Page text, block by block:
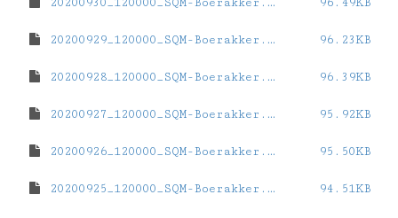
20200929_120000_SQM-Boerakker.dat 96.23KB
20200928_120000_SQM-Boerakker.dat 96.39KB
20200927_120000_SQM-Boerakker.dat 95.92KB
20200926_120000_SQM-Boerakker.dat 95.50KB
20200925_120000_SQM-Boerakker.dat 94.51KB